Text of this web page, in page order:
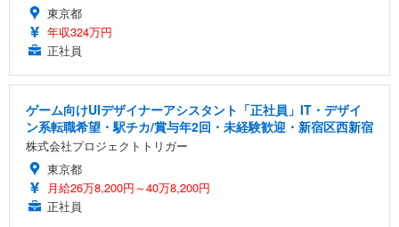
東京都
年収324万円
正社員
ゲーム向けUIデザイナーアシスタント「正社員」IT・デザイ
ン系転職希望・駅チカ/賞与年2回・未経験歓迎・新宿区西新宿
株式会社プロジェクトトリガー
東京都
月給26万8,200円～40万8,200円
正社員